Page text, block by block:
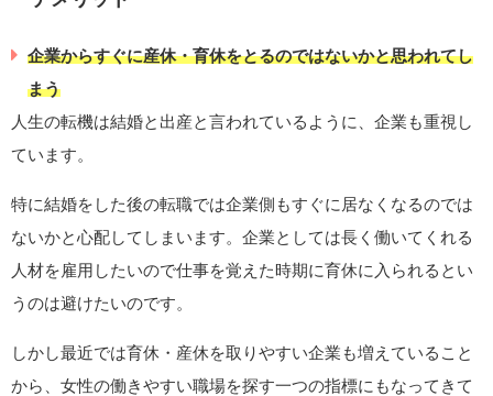
企業からすぐに産休・育休をとるのではないかと思われてし
まう
人生の転機は結婚と出産と言われているように、企業も重視し
ています。
特に結婚をした後の転職では企業側もすぐに居なくなるのでは
ないかと心配してしまいます。企業としては長く働いてくれる
人材を雇用したいので仕事を覚えた時期に育休に入られるとい
うのは避けたいのです。
しかし最近では育休・産休を取りやすい企業も増えていること
から、女性の働きやすい職場を探す一つの指標にもなってきて